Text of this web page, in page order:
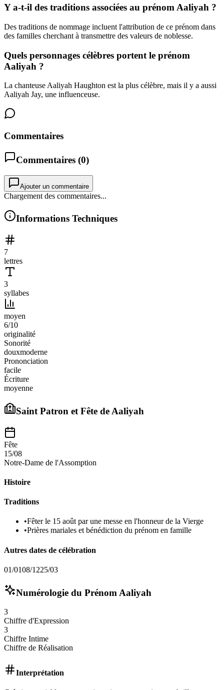
Y a-t-il des traditions associées au prénom Aaliyah ?
Des traditions de nommage incluent l'attribution de ce prénom dans
des familles cherchant à transmettre des valeurs de noblesse.
Quels personnages célèbres portent le prénom
Aaliyah ?
La chanteuse Aaliyah Haughton est la plus célèbre, mais il y a aussi
Aaliyah Jay, une influenceuse.
Commentaires
Commentaires (0)
Ajouter un commentaire
Chargement des commentaires...
Informations Techniques
7
lettres
3
syllabes
moyen
6/10
originalité
Sonorité
douxmoderne
Prononciation
facile
Écriture
moyenne
Saint Patron et Fête de Aaliyah
Fête
15/08
Notre-Dame de l'Assomption
Histoire
Traditions
•Fêter le 15 août par une messe en l'honneur de la Vierge
•Prières mariales et bénédiction du prénom en famille
Autres dates de célébration
01/0108/1225/03
Numérologie du Prénom Aaliyah
3
Chiffre d'Expression
3
Chiffre Intime
Chiffre de Réalisation
Interprétation